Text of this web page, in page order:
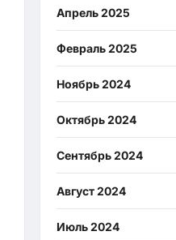
Апрель 2025
Февраль 2025
Ноябрь 2024
Октябрь 2024
Сентябрь 2024
Август 2024
Июль 2024